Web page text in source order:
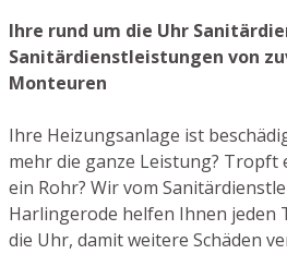
Ihre rund um die Uhr
Sanitärdienstleistungen von
Monteuren
Ihre Heizungsanlage ist
mehr die ganze Leistung? Tropft
ein Rohr? Wir vom
Harlingerode helfen Ihnen jeden
die Uhr, damit weitere Schäden